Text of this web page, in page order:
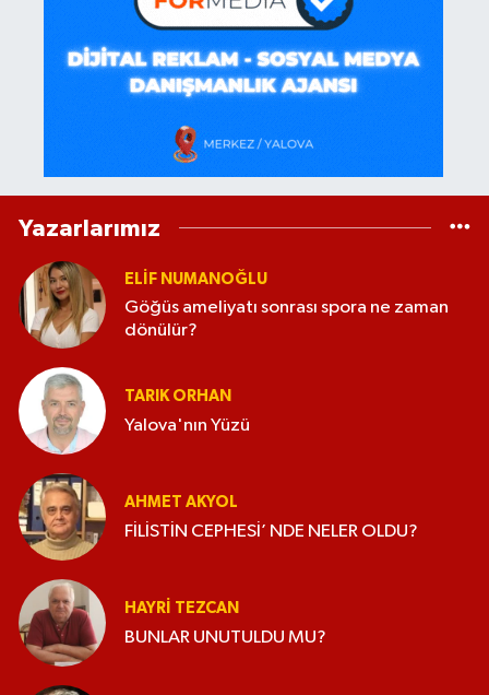
Yazarlarımız
ELİF NUMANOĞLU
Göğüs ameliyatı sonrası spora ne zaman
dönülür?
TARIK ORHAN
Yalova'nın Yüzü
AHMET AKYOL
FİLİSTİN CEPHESİ’ NDE NELER OLDU?
HAYRI TEZCAN
BUNLAR UNUTULDU MU?